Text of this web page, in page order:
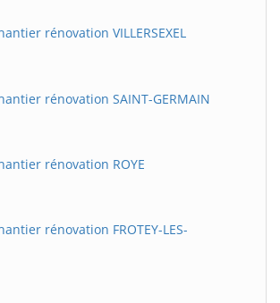
rénovation VILLERSEXEL
rénovation SAINT-GERMAIN
rénovation ROYE
rénovation FROTEY-LES-